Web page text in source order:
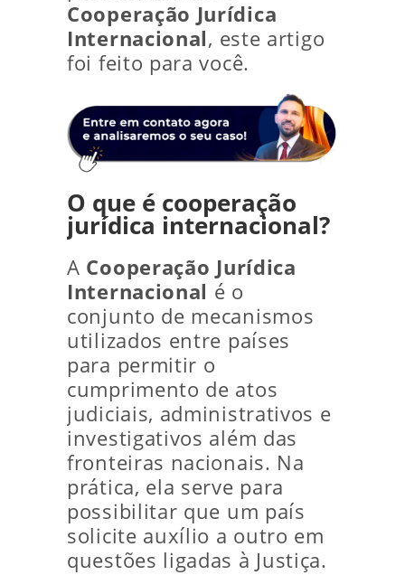
Cooperação Jurídica
Internacional, este artigo
foi feito para você.
O que é cooperação
jurídica internacional?
A Cooperação Jurídica
Internacional é o
conjunto de mecanismos
utilizados entre países
para permitir o
cumprimento de atos
judiciais, administrativos e
investigativos além das
fronteiras nacionais. Na
prática, ela serve para
possibilitar que um país
solicite auxílio a outro em
questões ligadas à Justiça.